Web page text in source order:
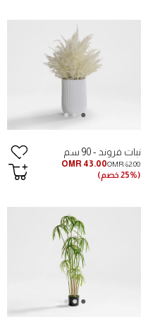
نبات فروند - 90 سم
OMR 43.00OMR 62.00
(25% خصم)